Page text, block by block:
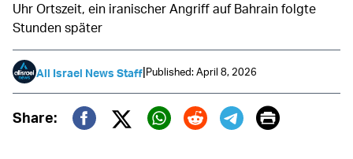
Uhr Ortszeit, ein iranischer Angriff auf Bahrain folgte
Stunden später
All Israel News Staff|Published: April 8, 2026
Share:
Twitter (X)
Print